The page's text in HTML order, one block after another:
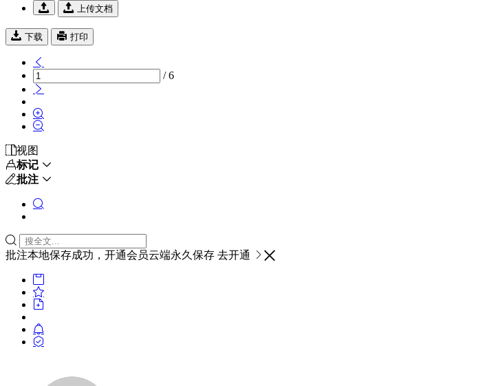
  上传文档
 下载  打印

/ 6



视图
标记 
批注 


批注本地保存成功，开通会员云端永久保存 去开通  




